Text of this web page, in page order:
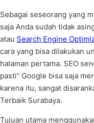
Sebagai seseorang yang
saja Anda sudah tidak
atau Search Engine
cara yang bisa dilakukan
halaman pertama. SEO
pasti” Google bisa saja
karena itu, sangat
Terbaik Surabaya.
Tujuan utama